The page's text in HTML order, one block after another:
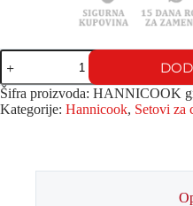
Šifra proizvoda: HANNICOOK
Kategorije: Hannicook, Setovi za